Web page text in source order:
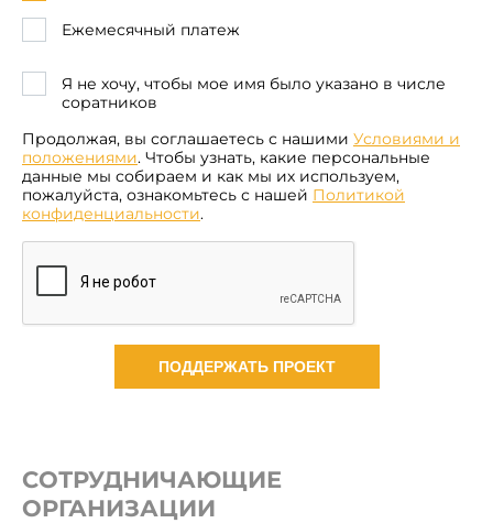
Ежемесячный платеж
Я не хочу, чтобы мое имя было указано в числе
соратников
Продолжая, вы соглашаетесь с нашими Условиями и
положениями. Чтобы узнать, какие персональные
данные мы собираем и как мы их используем,
пожалуйста, ознакомьтесь с нашей Политикой
конфиденциальности.
ПОДДЕРЖАТЬ ПРОЕКТ
СОТРУДНИЧАЮЩИЕ
ОРГАНИЗАЦИИ